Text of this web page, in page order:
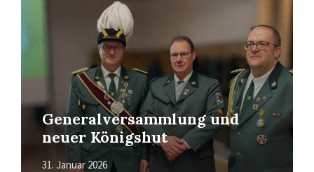
Generalversammlung und
neuer Königshut
31. Januar 2026